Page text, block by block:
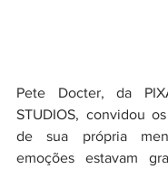
Pete Docter, da
STUDIOS, convidou
de sua própria
emoções estavam